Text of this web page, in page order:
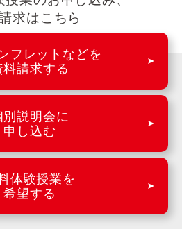
求はこちら
フレットなどを
料請求する
別説明会に
申し込む
体験授業を
希望する